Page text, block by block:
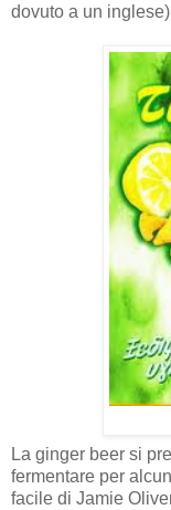
dovuto a un
La ginger beer si
fermentare per
facile di Jamie